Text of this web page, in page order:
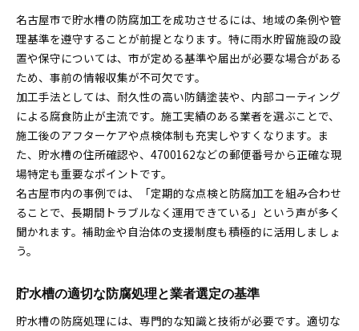
名古屋市で貯水槽の防腐加工を成功させるには、地域の条例や管
理基準を遵守することが前提となります。特に雨水貯留施設の設
置や保守については、市が定める基準や届出が必要な場合がある
ため、事前の情報収集が不可欠です。
加工手法としては、耐久性の高い防錆塗装や、内部コーティング
による腐食防止が主流です。施工実績のある業者を選ぶことで、
施工後のアフターケアや点検体制も充実しやすくなります。ま
た、貯水槽の住所確認や、4700162などの郵便番号から正確な現
場特定も重要なポイントです。
名古屋市内の事例では、「定期的な点検と防腐加工を組み合わせ
ることで、長期間トラブルなく運用できている」という声が多く
聞かれます。補助金や自治体の支援制度も積極的に活用しましょ
う。
貯水槽の適切な防腐処理と業者選定の基準
貯水槽の防腐処理には、専門的な知識と技術が必要です。適切な